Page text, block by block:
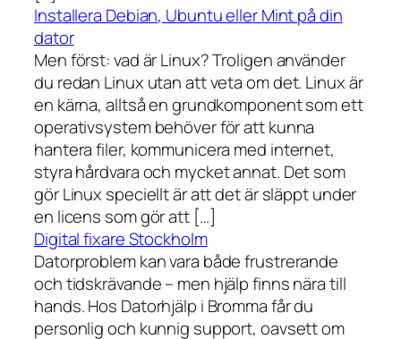
Installera Debian, Ubuntu eller Mint på din
dator
Men först: vad är Linux? Troligen använder
du redan Linux utan att veta om det. Linux är
en kärna, alltså en grundkomponent som ett
operativsystem behöver för att kunna
hantera filer, kommunicera med internet,
styra hårdvara och mycket annat. Det som
gör Linux speciellt är att det är släppt under
en licens som gör att […]
Digital fixare Stockholm
Datorproblem kan vara både frustrerande
och tidskrävande – men hjälp finns nära till
hands. Hos Datorhjälp i Bromma får du
personlig och kunnig support, oavsett om